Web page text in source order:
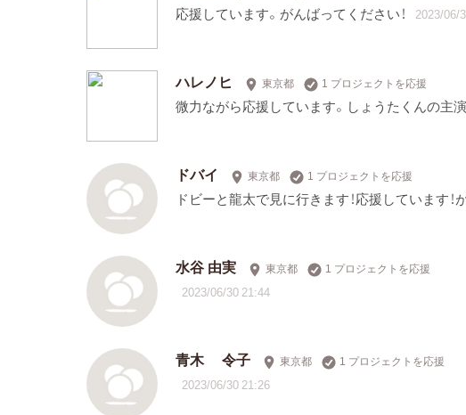
応援しています。がんばってください！ 2023/06/
ハレノヒ 東京都 1 プロジェクトを応援
微力ながら応援しています。しょうたくんの主
ドバイ 東京都 1 プロジェクトを応援
ドビーと龍太で見に行きます！応援しています！
水谷 由実 東京都 1 プロジェクトを応援
2023/06/30 21:44
青木 令子 東京都 1 プロジェクトを応援
2023/06/30 21:26